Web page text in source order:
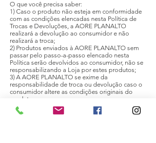
O que você precisa saber:
1) Caso o produto não esteja em conformidade
com as condições elencadas nesta Política de
Trocas e Devoluções, a AORE PLANALTO
realizará a devolução ao consumidor e não
realizará a troca;
2) Produtos enviados à AORE PLANALTO sem
passar pelo passo-a-passo elencado nesta
Política serão devolvidos ao consumidor, não se
responsabilizando a Loja por estes produtos;
3) A AORE PLANALTO se exime da
responsabilidade de troca ou devolução caso o
consumidor altere as condições originais do
produto;
4) O consumidor arcará com os custos do frete
caso decida realizar uma segunda troca do